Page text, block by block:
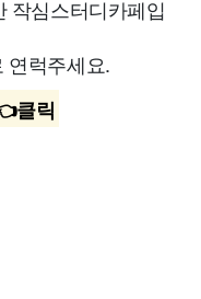
작심스터디카페입
연럭주세요.
클릭